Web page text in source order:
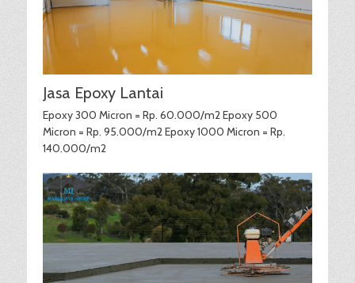
Jasa Epoxy Lantai
Epoxy 300 Micron = Rp. 60.000/m2 Epoxy 500
Micron = Rp. 95.000/m2 Epoxy 1000 Micron = Rp.
140.000/m2